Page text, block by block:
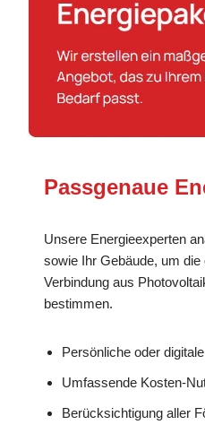
Passgenaue
Unsere Energieexperten
sowie Ihr Gebäude, um
Verbindung aus
bestimmen.
Persönliche oder
Umfassende Kosten-
Berücksichtigung aller